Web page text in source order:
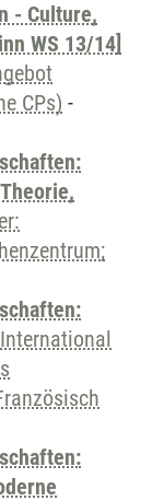
- Culture,
WS 13/14]
CPs) -
International